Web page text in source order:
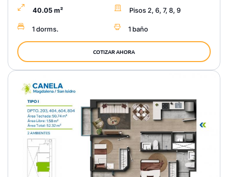
40.05 m² Pisos 2, 6, 7, 8, 9
1 dorms. 1 baño
COTIZAR AHORA